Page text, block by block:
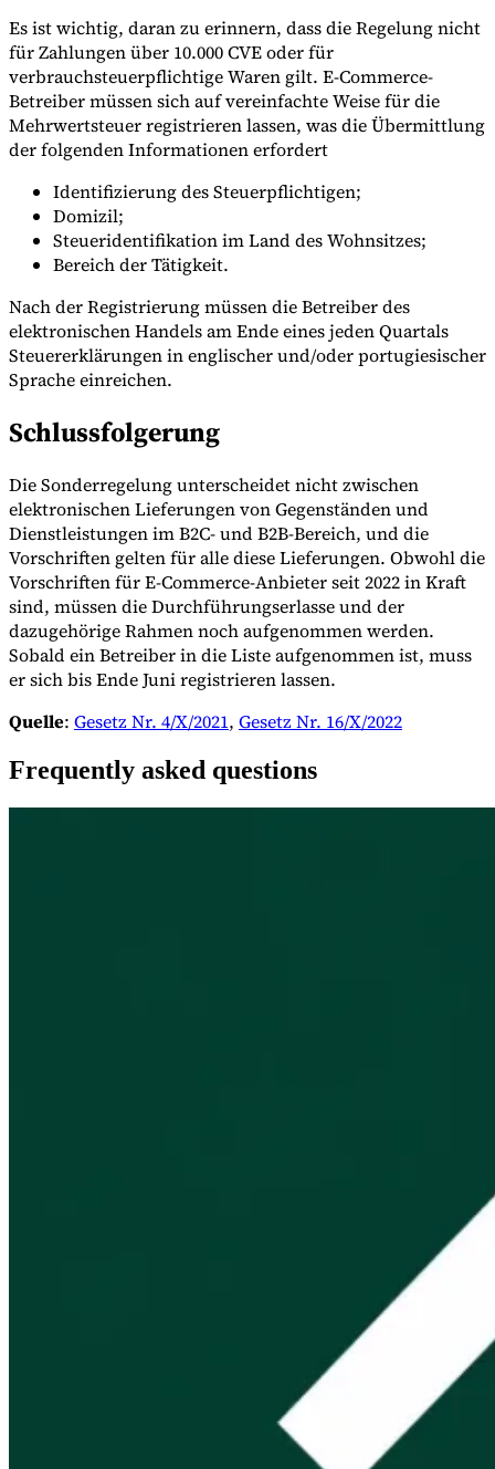
Es ist wichtig, daran zu erinnern, dass die Regelung nicht
für Zahlungen über 10.000 CVE oder für
verbrauchsteuerpflichtige Waren gilt. E-Commerce-
Betreiber müssen sich auf vereinfachte Weise für die
Mehrwertsteuer registrieren lassen, was die Übermittlung
der folgenden Informationen erfordert
Identifizierung des Steuerpflichtigen;
Domizil;
Steueridentifikation im Land des Wohnsitzes;
Bereich der Tätigkeit.
Nach der Registrierung müssen die Betreiber des
elektronischen Handels am Ende eines jeden Quartals
Steuererklärungen in englischer und/oder portugiesischer
Sprache einreichen.
Schlussfolgerung
Die Sonderregelung unterscheidet nicht zwischen
elektronischen Lieferungen von Gegenständen und
Dienstleistungen im B2C- und B2B-Bereich, und die
Vorschriften gelten für alle diese Lieferungen. Obwohl die
Vorschriften für E-Commerce-Anbieter seit 2022 in Kraft
sind, müssen die Durchführungserlasse und der
dazugehörige Rahmen noch aufgenommen werden.
Sobald ein Betreiber in die Liste aufgenommen ist, muss
er sich bis Ende Juni registrieren lassen.
Quelle: Gesetz Nr. 4/X/2021, Gesetz Nr. 16/X/2022
Frequently asked questions